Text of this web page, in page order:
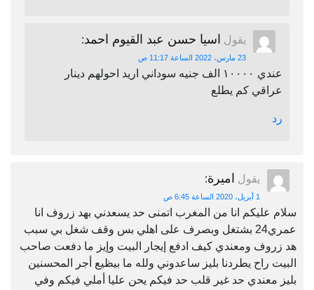
يقول اسيا حسن عبد القيوم احمد:
23 مارس، 2022 الساعة 11:17 ص
عندي ١٠٠٠٠ الف جنيه سوداني اريد احولهم دينار
عراقي كم يطلع
رد
يقول اميرة:
1 أبريل، 2020 الساعة 6:45 ص
سلام عليكم انا من المغرب اتمنى حد يسعدني بهد زروف انا
عمري24 بشتغل وبصرف على اهلي بس وقف شغل بي سبب
هد زروف ومعندي كيف ادفع إيجار البيت وإيز ما دفعت صاحب
البيت راح يطردنا بليز ساعدوني ولله ما بيظيع أجر المحسنين
بليز معندي حد غير قلب حد فيكم يحن عليا أملي فيكم وفي